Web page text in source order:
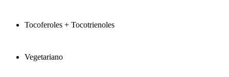
Tocoferoles + Tocotrienoles
Vegetariano